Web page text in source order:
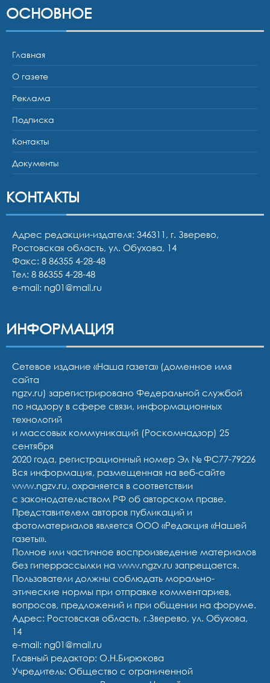
ОСНОВНОЕ
Главная
О газете
Реклама
Подписка
Контакты
Документы
КОНТАКТЫ
Адрес редакции-издателя: 346311, г. Зверево,
Ростовская область, ул. Обухова, 14
Факс: 8 86355 4-28-48
Тел: 8 86355 4-28-48
e-mail: ng01@mail.ru
ИНФОРМАЦИЯ
Сетевое издание «Наша газета» (доменное имя
сайта
ngzv.ru) зарегистрировано Федеральной службой
по надзору в сфере связи, информационных
технологий
и массовых коммуникаций (Роскомнадзор) 25
сентября
2020 года, регистрационный номер Эл № ФС77-79226
Вся информация, размещенная на веб-сайте
www.ngzv.ru, охраняется в соответствии
с законодательством РФ об авторском праве.
Представителем авторов публикаций и
фотоматериалов является ООО «Редакция «Нашей
газеты».
Полное или частичное воспроизведение материалов
без гиперрассылки на www.ngzv.ru запрещается.
Пользователи должны соблюдать морально-
этические нормы при отправке комментариев,
вопросов, предложений и при общении на форуме.
Адрес: Ростовская область, г.Зверево, ул. Обухова,
14
e-mail: ng01@mail.ru
Главный редактор: О.Н.Бирюкова
Учредитель: Общество с ограниченной